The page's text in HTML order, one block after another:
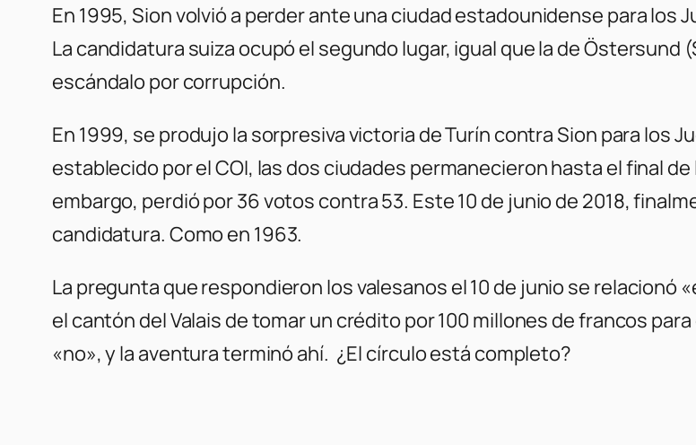
En 1995, Sion volvió a perder ante una ciudad estadounidense para los
La candidatura suiza ocupó el segundo lugar, igual que la de
escándalo por corrupción.
En 1999, se produjo la sorpresiva victoria de Turín contra Sion para los
establecido por el COI, las dos ciudades permanecieron hasta el final
embargo, perdió por 36 votos contra 53. Este 10 de junio de 2018,
candidatura. Como en 1963.
La pregunta que respondieron los valesanos el 10 de junio se
el cantón del Valais de tomar un crédito por 100 millones de francos
«no», y la aventura terminó ahí. ¿El círculo está completo?